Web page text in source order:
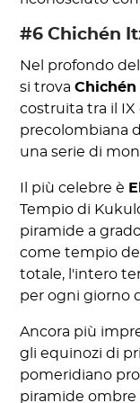
#6 Chichén
Nel profondo
si trovaChichén
costruita tra il IX
precolombiana
una serie di
Il più celebre è
Tempio di
piramide a
come tempio
totale, l'intero
per ogni giorno
Ancora più
gli equinozi di
pomeridiano
piramide ombre